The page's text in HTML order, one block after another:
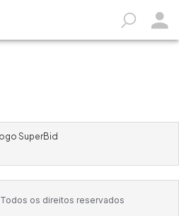
Todos os direitos reservados